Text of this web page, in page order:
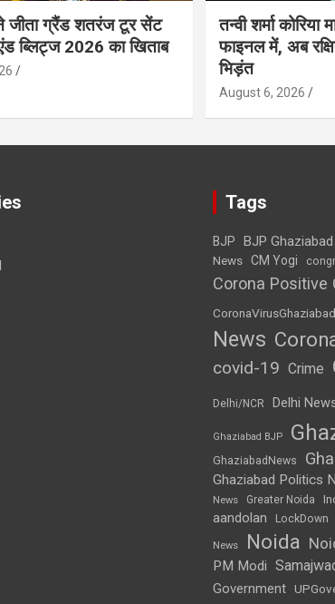
ने जीता ग्रैंड शतरंज टूर सेंट
ब्लिट्ज 2026 का खिताब
तन्वी शर्मा कोरिया
फाइनल में, अब
भिड़ंत
August 6, 2026
Tags
BJP BJP Ghaziabad
News CM Yogi
Corona Positive
CoronaVirusGhaziabad
News
covid-19 Crime
Delhi/NCR Delhi
Ghaziabad BJP
GhaziabadNews
Ghaziabad Politics
News
Greater Noida
aandolan
LockDown
News Noida
PM Modi
Government